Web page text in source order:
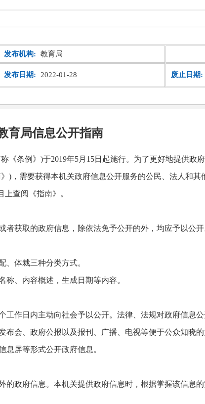
发布机构: 教育局
发布日期: 2022-01-28 废止日期:
育局信息公开指南
《条例》)于2019年5月15日起施行。为了更好地提供政
)，需要获得本机关政府信息公开服务的公民、法人和其
上查阅《指南》。
获取的政府信息，除依法免予公开的外，均应予以公开
、体裁三种分类方式。
、内容概述，生成日期等内容。
工作日内主动向社会予以公开。法律、法规对政府信息
布会、政府公报以及报刊、广播、电视等便于公众知晓
息屏等形式公开政府信息。
的政府信息。本机关提供政府信息时，根据掌握该信息